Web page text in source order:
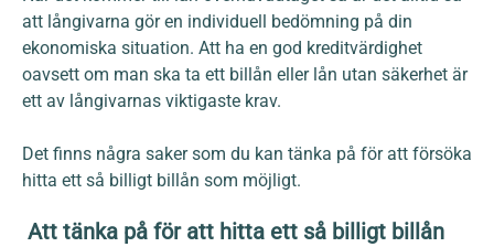
att långivarna gör en individuell bedömning på din
ekonomiska situation. Att ha en god kreditvärdighet
oavsett om man ska ta ett billån eller lån utan säkerhet är
ett av långivarnas viktigaste krav.
Det finns några saker som du kan tänka på för att försöka
hitta ett så billigt billån som möjligt.
Att tänka på för att hitta ett så billigt billån